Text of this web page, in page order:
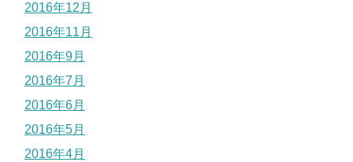
2016年12月
2016年11月
2016年9月
2016年7月
2016年6月
2016年5月
2016年4月